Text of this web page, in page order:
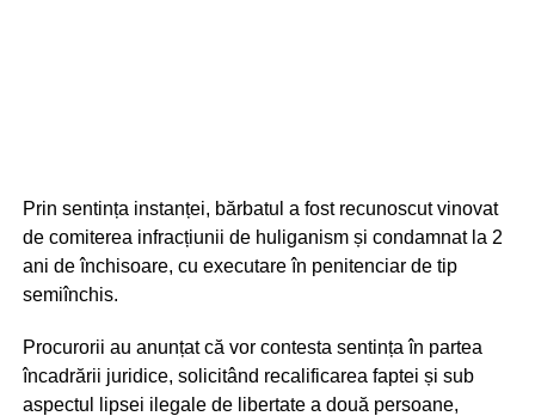
Prin sentința instanței, bărbatul a fost recunoscut vinovat
de comiterea infracțiunii de huliganism și condamnat la 2
ani de închisoare, cu executare în penitenciar de tip
semiînchis.
Procurorii au anunțat că vor contesta sentința în partea
încadrării juridice, solicitând recalificarea faptei și sub
aspectul lipsei ilegale de libertate a două persoane,